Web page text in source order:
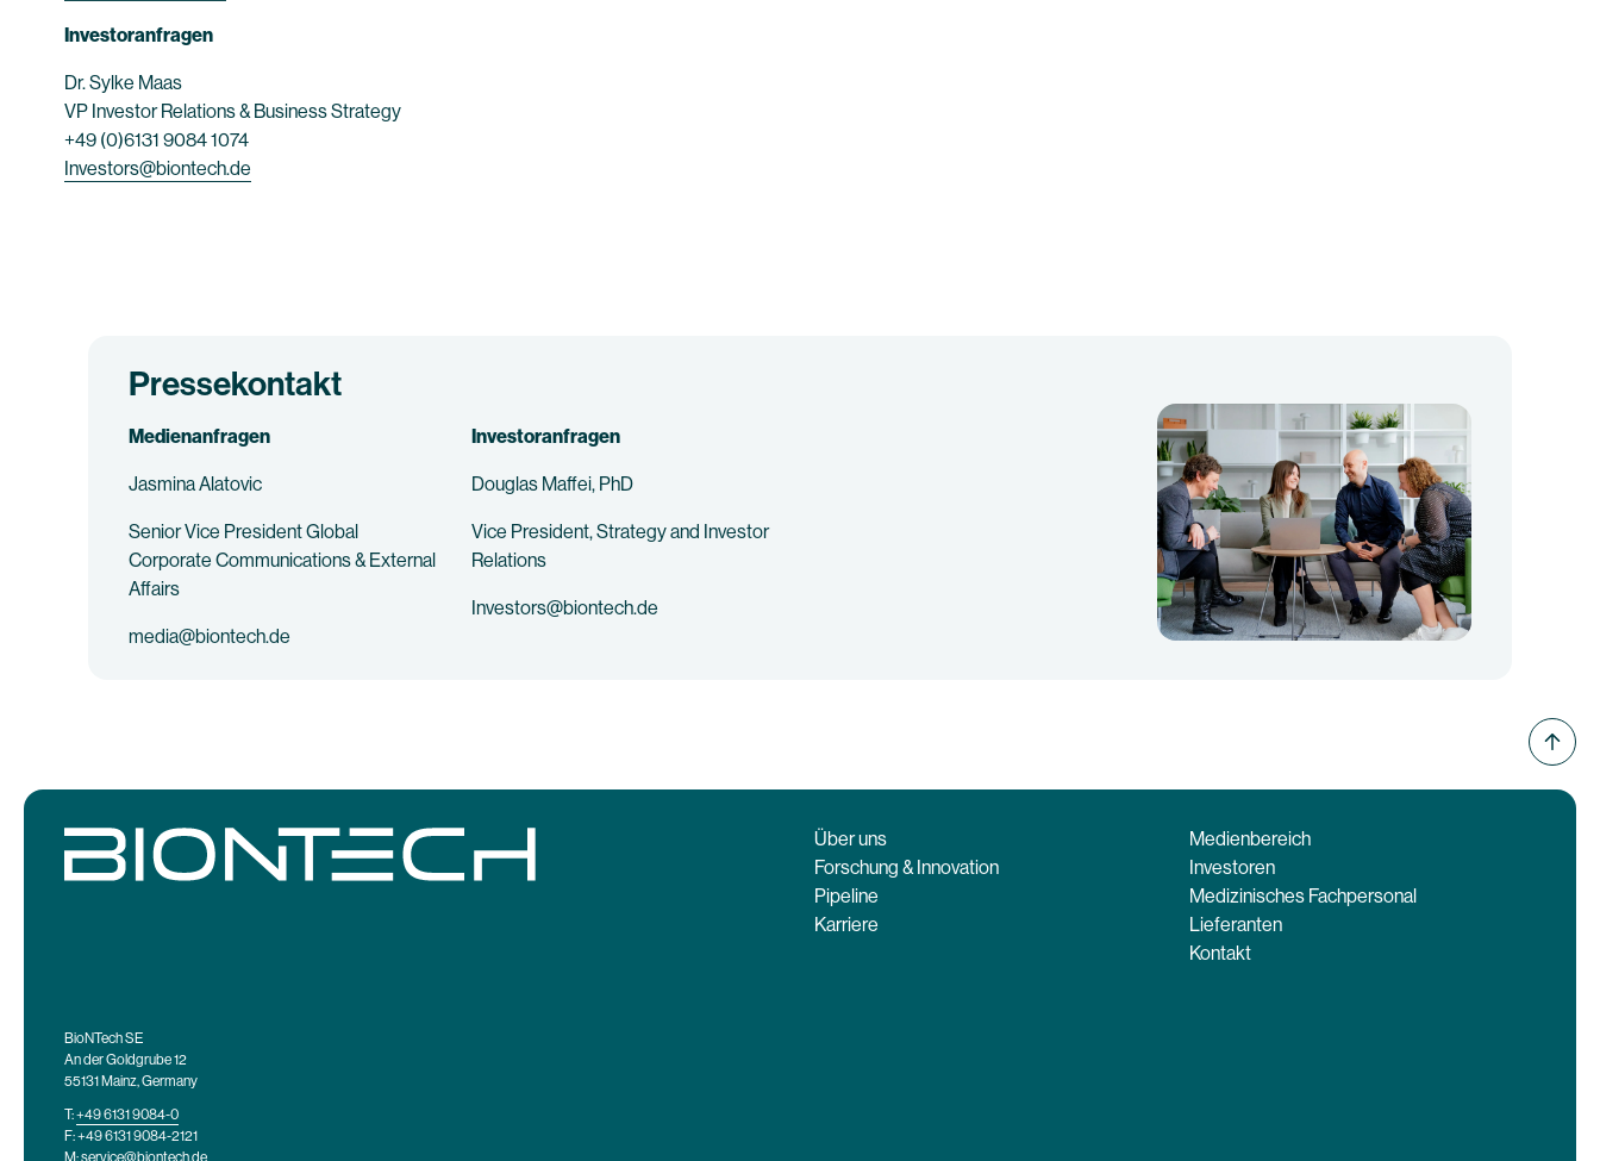
Investoranfragen
Dr. Sylke Maas
VP Investor Relations & Business Strategy
+49 (0)6131 9084 1074
Investors@biontech.de
Pressekontakt
Medienanfragen
Jasmina Alatovic
Senior Vice President Global
Corporate Communications & External
Affairs
media@biontech.de
Investoranfragen
Douglas Maffei, PhD
Vice President, Strategy and Investor
Relations
Investors@biontech.de
Über uns
Forschung & Innovation
Pipeline
Karriere
Medienbereich
Investoren
Medizinisches Fachpersonal
Lieferanten
Kontakt
BioNTech SE
An der Goldgrube 12
55131 Mainz, Germany
T:+49 6131 9084-0
F: +49 6131 9084-2121
M:service@biontech.de